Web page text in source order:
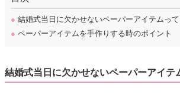
● 結婚式当日に欠かせないペーパーアイテムって
● ペーパーアイテムを手作りする時のポイント
結婚式当日に欠かせないペーパーアイテ